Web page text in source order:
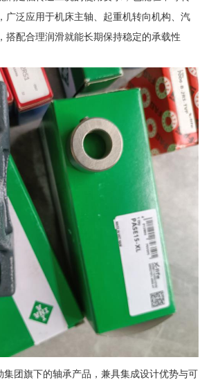
广泛应用于机床主轴、起重机转向机构、汽
搭配合理润滑就能长期保持稳定的承载性
团旗下的轴承产品，兼具集成设计优势与可